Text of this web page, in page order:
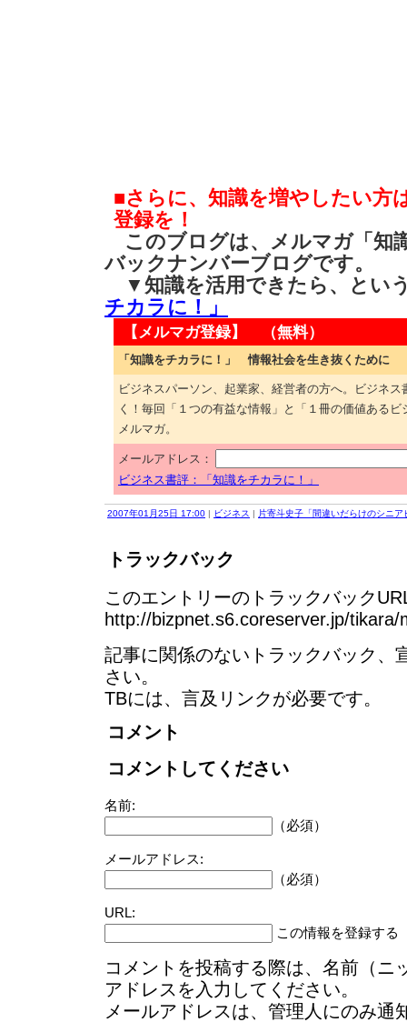
■さらに、知識を増やしたい方
登録を！
このブログは、メルマガ「知
バックナンバーブログです。
▼知識を活用できたら、と
チカラに！」
【メルマガ登録】 （無料）
「知識をチカラに！」 情報社会を生き抜くために
ビジネスパーソン、起業家、経営者の方へ。ビジネ
く！毎回「１つの有益な情報」と「１冊の価値ある
メルマガ。
メールアドレス：
ビジネス書評：「知識をチカラに！」
2007年01月25日 17:00 | ビジネス | 片寄斗史子「間違いだらけのシニア
トラックバック
このエントリーのトラックバック
http://bizpnet.s6.coreserver.jp/
記事に関係のないトラックバック、
さい。
TBには、言及リンクが必要です。
コメント
コメントしてください
名前:
（必須）
メールアドレス:
（必須）
URL:
この情報を登録する
コメントを投稿する際は、名前（ニ
アドレスを入力してください。
メールアドレスは、管理人にのみ通